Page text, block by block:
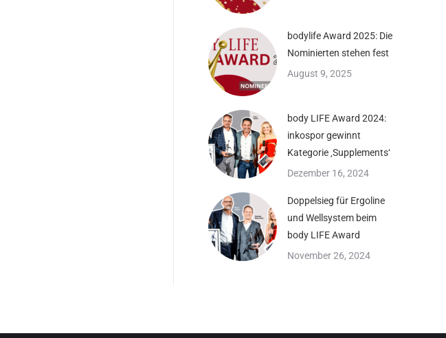
bodylife Award 2025: Die
Nominierten stehen fest
August 9, 2025
body LIFE Award 2024:
inkospor gewinnt
Kategorie ‚Supplements‘
Dezember 16, 2024
Doppelsieg für Ergoline
und Wellsystem beim
body LIFE Award
November 26, 2024